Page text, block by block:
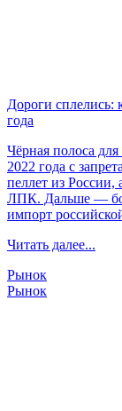
Дороги сплелись:
года
Чёрная полоса
2022 года с
пеллет из России,
ЛПК. Дальше —
импорт
Читать далее...
Рынок
Рынок